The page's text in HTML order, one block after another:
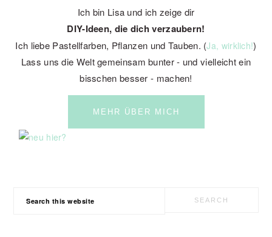
Ich bin Lisa und ich zeige dir
DIY-Ideen, die dich verzaubern!
Ich liebe Pastellfarben, Pflanzen und Tauben. (Ja, wirklich!)
Lass uns die Welt gemeinsam bunter - und vielleicht ein
bisschen besser - machen!
MEHR ÜBER MICH